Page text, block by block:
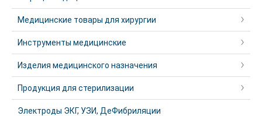
Медицинские товары для хирургии
Инструменты медицинские
Изделия медицинского назначения
Продукция для стерилизации
Электроды ЭКГ, УЗИ, ДеФибриляции